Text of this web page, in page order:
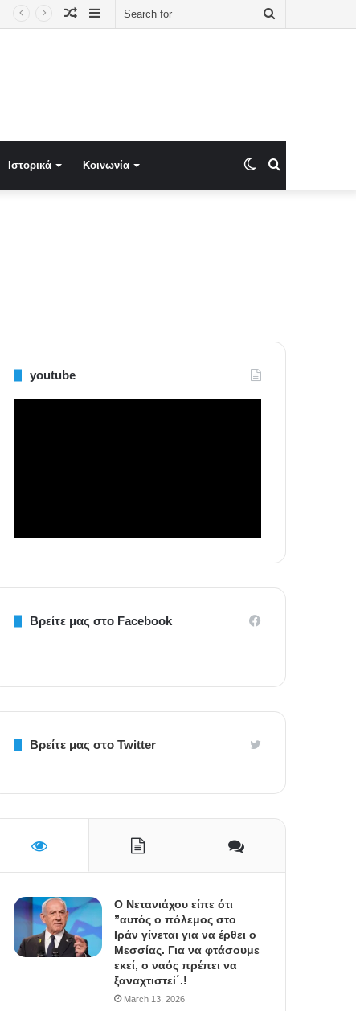
Sidebar
Random
Ιστορικά Κοινωνία Switch
youtube
Βρείτε μας στο Facebook
Βρείτε μας στο Twitter
Ο Νετανιάχου είπε ότι
”αυτός ο πόλεμος στο
Ιράν γίνεται για να έρθει ο
Μεσσίας. Για να φτάσουμε
εκεί, ο ναός πρέπει να
ξαναχτιστεί΄.!
March 13, 2026